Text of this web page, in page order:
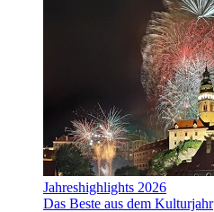
Jahreshighlights 2026
Das Beste aus dem Kulturjahr